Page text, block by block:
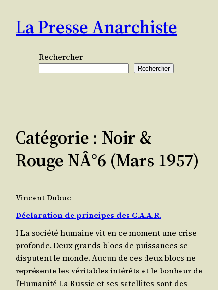
contenu
La Presse Anarchiste
Rechercher
Rechercher
Catégorie : Noir &
Rouge NÂ°6 (mars 1957)
Vincent Dubuc
Déclaration de principes des G.A.A.R.
I La société humaine vit en ce moment une crise
pro­fonde. Deux grands blocs de puis­sances se
dis­putent le monde. Aucun de ces deux blocs ne
repré­sente les véri­tables inté­rêts et le bon­heur de
l’Humanité La Rus­sie et ses satel­lites sont des